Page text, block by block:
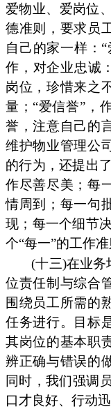
爱物业、爱岗位
德准则，要求员
自己的家一样：
作，对企业忠诚
岗位，珍惜来之
量；“爱信誉”，
誉，注意自己的
维护物业管理公
的行为，还提出
作尽善尽美；每
情周到；每一句
现；每一个细节
个“每一”的工作准
(十三)在业务
位责任制与综合
围绕员工所需的
任务进行。目标
其岗位的基本职
辨正确与错误的
同时，我们强调
口才良好、行动